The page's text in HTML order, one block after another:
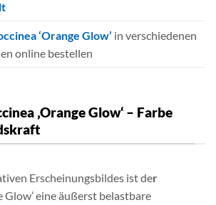
‘Orange Glow’ in verschiedenen
online bestellen
‚Orange Glow‘ – Farbe
Erscheinungsbildes ist der
Glow’ eine äußerst belastbare